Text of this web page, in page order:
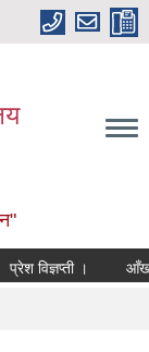
विज्ञप्ती । आँखा